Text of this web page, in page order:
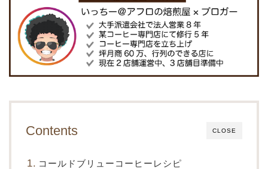
CLOSE
Contents
コールドブリューコーヒーレシピ